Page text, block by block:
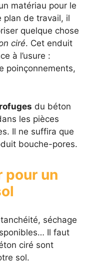
matériau pour le
plan de travail, il
quelque chose
ciré. Cet enduit
à l’usure :
poinçonnements,
du béton
les pièces
Il ne suffira que
bouche-pores.
pour un
séchage
Il faut
ciré sont
sol.